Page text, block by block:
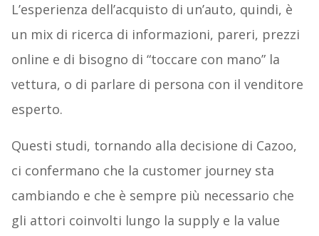
L’esperienza dell’acquisto di un’auto, quindi, è
un mix di ricerca di informazioni, pareri, prezzi
online e di bisogno di “toccare con mano” la
vettura, o di parlare di persona con il venditore
esperto.
Questi studi, tornando alla decisione di Cazoo,
ci confermano che la customer journey sta
cambiando e che è sempre più necessario che
gli attori coinvolti lungo la supply e la value